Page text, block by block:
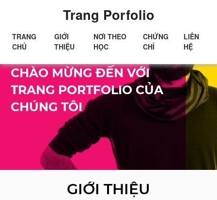
Trang Porfolio
TRANG
CHỦ
GIỚI
THIỆU
NƠI THEO
HỌC
CHỨNG
CHỈ
LIÊN
HỆ
Xin chào!
CHÀO MỪNG ĐẾN VỚI
TRANG PORTFOLIO CỦA
CHÚNG TÔI
GIỚI THIỆU